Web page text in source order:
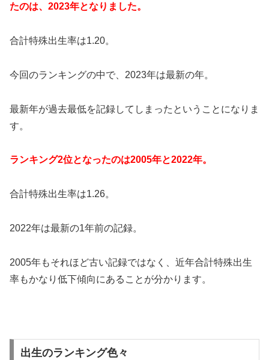
たのは、2023年となりました。
合計特殊出生率は1.20。
今回のランキングの中で、2023年は最新の年。
最新年が過去最低を記録してしまったということになりま
す。
ランキング2位となったのは2005年と2022年。
合計特殊出生率は1.26。
2022年は最新の1年前の記録。
2005年もそれほど古い記録ではなく、近年合計特殊出生
率もかなり低下傾向にあることが分かります。
出生のランキング色々